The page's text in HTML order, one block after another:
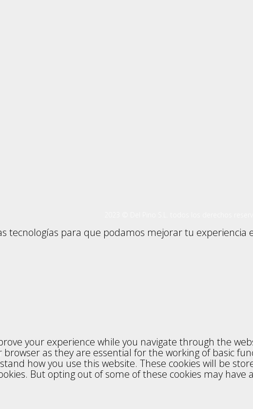
Diversa
tecnologías para que podamos mejorar tu experiencia
your experience while you navigate through the
as they are essential for the working of basic
how you use this website. These cookies will be
But opting out of some of these cookies may have